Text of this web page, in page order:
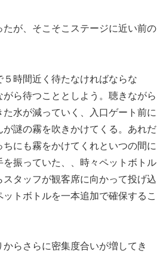
が、そこそこステージに近い前の
５時間近く待たなければならな
ら待つこととしよう。聴きながら
水が減っていく、入口ゲート前に
が謎の霧を吹きかけてくる。あれだ
にも霧をかけてくれといつの間に
振っていた、、時々ペットボトル
タッフが観客席に向かって投げ込
トボトルを一本追加で確保するこ
からさらに密集度合いが増してき